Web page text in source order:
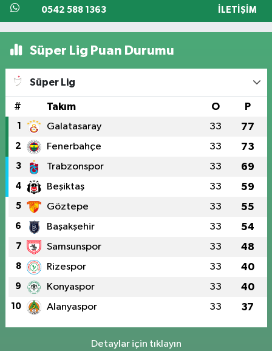
0542 588 1363 İLETIŞIM
Süper Lig Puan Durumu
Süper Lig
# Takım O P
1 Galatasaray 33 77
2 Fenerbahçe 33 73
3 Trabzonspor 33 69
4 Beşiktaş 33 59
5 Göztepe 33 55
6 Başakşehir 33 54
7 Samsunspor 33 48
8 Rizespor 33 40
9 Konyaspor 33 40
10 Alanyaspor 33 37
Detaylar için tıklayın